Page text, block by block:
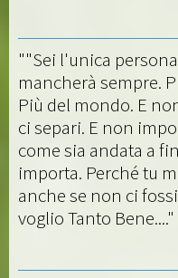
""Sei l'unica
mancherà sempre.
Più del mondo. E
ci separi. E non
come sia andata a
importa. Perché tu
anche se non ci
voglio Tanto Bene...."